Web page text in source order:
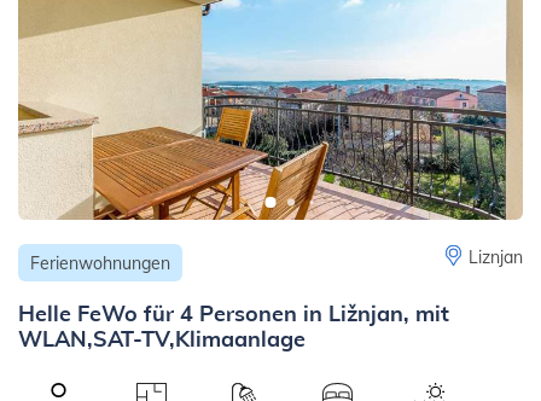
Ferienwohnungen Liznjan
Helle FeWo für 4 Personen in Ližnjan, mit
WLAN,SAT-TV,Klimaanlage